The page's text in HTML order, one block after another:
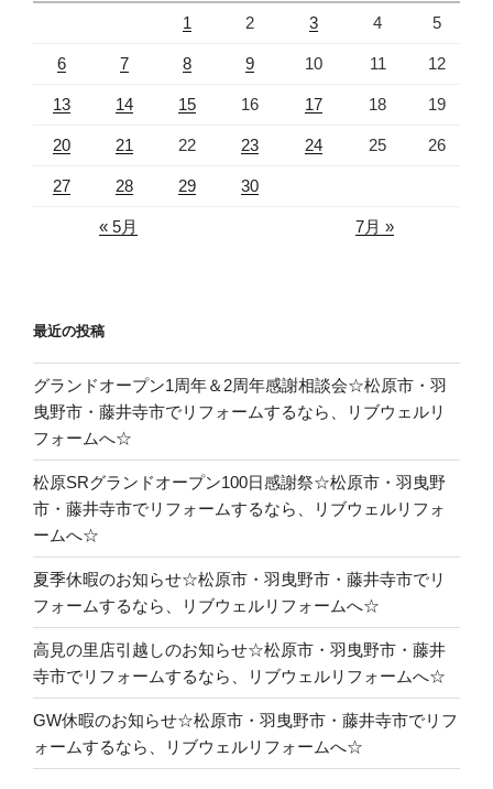
1 2 3 4 5
6 7 8 9 10 11 12
13 14 15 16 17 18 19
20 21 22 23 24 25 26
27 28 29 30
« 5月 7月 »
最近の投稿
グランドオープン1周年＆2周年感謝相談会☆松原市・羽
曳野市・藤井寺市でリフォームするなら、リブウェルリ
フォームへ☆
松原SRグランドオープン100日感謝祭☆松原市・羽曳野
市・藤井寺市でリフォームするなら、リブウェルリフォ
ームへ☆
夏季休暇のお知らせ☆松原市・羽曳野市・藤井寺市でリ
フォームするなら、リブウェルリフォームへ☆
高見の里店引越しのお知らせ☆松原市・羽曳野市・藤井
寺市でリフォームするなら、リブウェルリフォームへ☆
GW休暇のお知らせ☆松原市・羽曳野市・藤井寺市でリフ
ォームするなら、リブウェルリフォームへ☆